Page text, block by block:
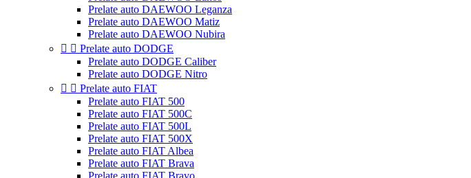
Prelate auto DAEWOO Leganza
Prelate auto DAEWOO Matiz
Prelate auto DAEWOO Nubira
  Prelate auto DODGE
Prelate auto DODGE Caliber
Prelate auto DODGE Nitro
  Prelate auto FIAT
Prelate auto FIAT 500
Prelate auto FIAT 500C
Prelate auto FIAT 500L
Prelate auto FIAT 500X
Prelate auto FIAT Albea
Prelate auto FIAT Brava
Prelate auto FIAT Bravo